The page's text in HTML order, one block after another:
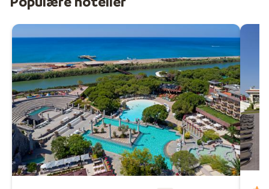
Transfer fra Antalya Lufthavn til Belek tager ca. 45
minutter, alt afhængigt af hotel og antal stop
undervejs.
Guideservice
Vi tilbyder engelsktalende guideservice på din ferie til